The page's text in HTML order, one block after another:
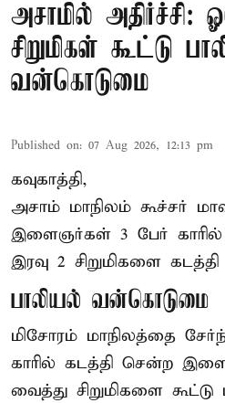
அசாமில் அதிர்ச்சி:
சிறுமிகள் கூட்டு
வன்கொடுமை
Published on: 07 Aug 2026, 12:13 pm
கவுகாத்தி,
அசாம் மாநிலம் கூச்சர்
இளைஞர்கள் 3 பேர் காரில்
இரவு 2 சிறுமிகளை
பாலியல் வன்கொடுமை
மிசோரம் மாநிலத்தை
காரில் கடத்தி சென்ற
வைத்து சிறுமிகளை கூட்டு